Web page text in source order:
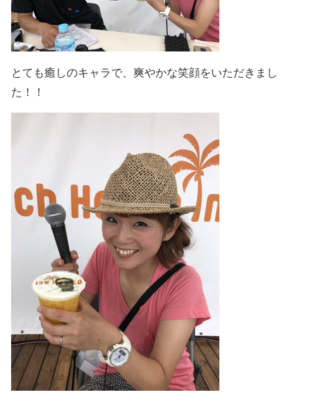
とても癒しのキャラで、爽やかな笑顔をいただきまし
た！！